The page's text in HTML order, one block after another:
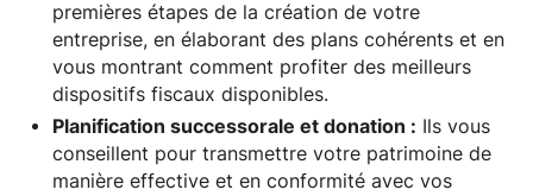
premières étapes de la création de votre
entreprise, en élaborant des plans cohérents et en
vous montrant comment profiter des meilleurs
dispositifs fiscaux disponibles.
Planification successorale et donation : Ils vous
conseillent pour transmettre votre patrimoine de
manière effective et en conformité avec vos